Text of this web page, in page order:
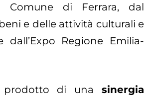
Comune di Ferrara, dal
e delle attività culturali e
Regione Emilia-
di una sinergia